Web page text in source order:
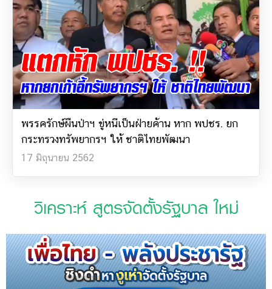
พรรครักษ์ผืนป่าฯ ขู่หนีเป็นฝ่ายค้าน หาก พปชร. ยก
กระทรวงทรัพยากรฯ ให้ ชาติไทยพัฒนา
17 มิถุนายน 2562
วิเคราะห์ สูตรจัดตั้งรัฐบาล ใหม่